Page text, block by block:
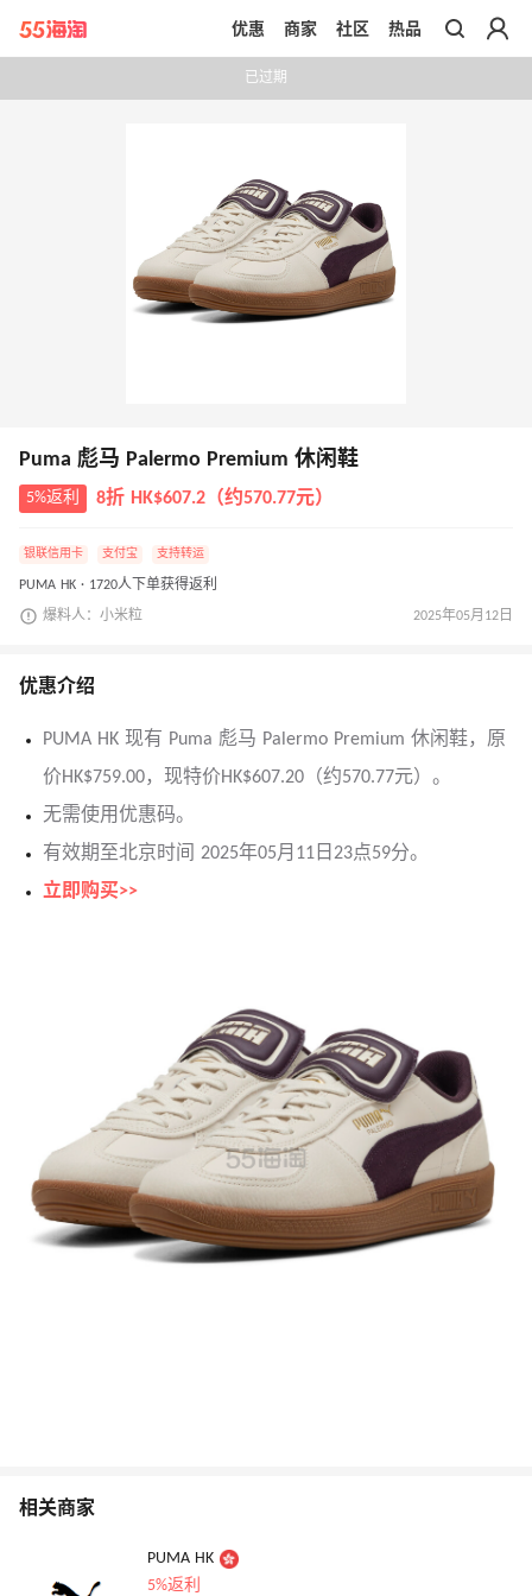
带你去官网买正品
优惠 商家 社区 热品
已过期
Puma 彪马 Palermo Premium 休闲鞋
5%返利 8折 HK$607.2（约570.77元）
银联信用卡 支付宝 支持转运
PUMA HK · 1720人下单获得返利
爆料人：小米粒 2025年05月12日
优惠介绍
PUMA HK 现有 Puma 彪马 Palermo Premium 休闲鞋，原
价HK$759.00，现特价HK$607.20（约570.77元）。
无需使用优惠码。
有效期至北京时间 2025年05月11日23点59分。
立即购买>>
相关商家
PUMA HK
5%返利